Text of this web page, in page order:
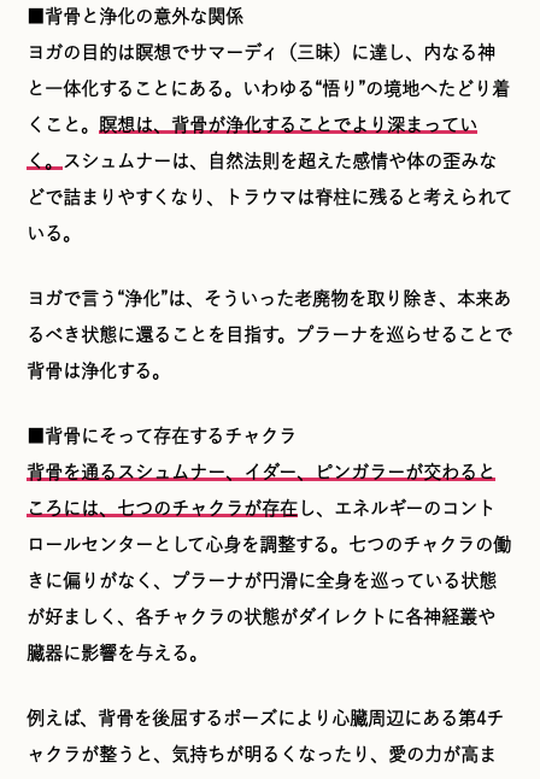
■背骨と浄化の意外な関係
ヨガの目的は瞑想でサマーディ（三昧）に達し、内なる神
と一体化することにある。いわゆる“悟り”の境地へたどり着
くこと。
瞑想は、背骨が浄化することでより深まってい
く。
スシュムナーは、自然法則を超えた感情や体の歪みな
どで詰まりやすくなり、トラウマは脊柱に残ると考えられて
いる。
ヨガで言う“浄化”は、そういった老廃物を取り除き、本来あ
るべき状態に還ることを目指す。プラーナを巡らせることで
背骨は浄化する。
■背骨にそって存在するチャクラ
背骨を通るスシュムナー、イダー、ピンガラーが交わると
ころには、七つのチャクラが存在 し、エネルギーのコント
ロールセンターとして心身を調整する。七つのチャクラの働
きに偏りがなく、プラーナが円滑に全身を巡っている状態
が好ましく、各チャクラの状態がダイレクトに各神経叢や
臓器に影響を与える。
例えば、背骨を後屈するポーズにより心臓周辺にある第4チ
ャクラが整うと、気持ちが明るくなったり、愛の力が高ま